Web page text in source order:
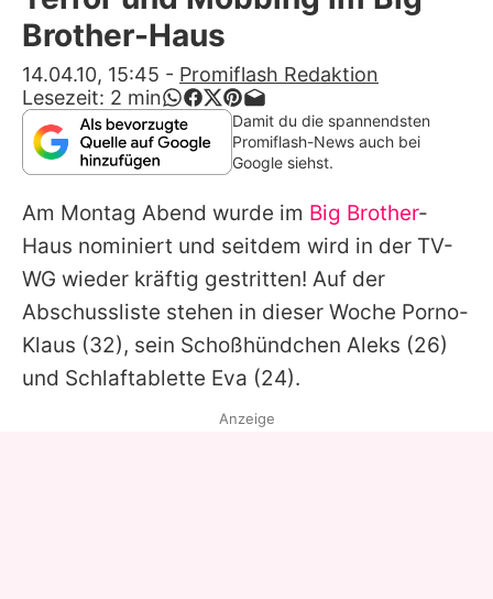
Alle Themen auf Promiflash
App runterladen
Team
Redaktionelle Richtlinien
Impressum
Datenschutzerklärung
Nutzungsbedingungen
Utiq verwalten
Brother-Haus
14.04.10, 15:45 - Promiflash Redaktion
Lesezeit: 2 min
Damit du die spannendsten
Promiflash-News auch bei
Google siehst.
Am Montag Abend wurde im Big Brother-
Haus nominiert und seitdem wird in der TV-
WG wieder kräftig gestritten! Auf der
Abschussliste stehen in dieser Woche Porno-
Klaus (32), sein Schoßhündchen Aleks (26)
und Schlaftablette Eva (24).
Anzeige